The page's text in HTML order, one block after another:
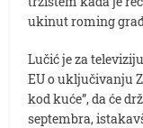
ukinut roming
Lučić je za
EU o uključivanju
kod kuće”, da će
septembra,